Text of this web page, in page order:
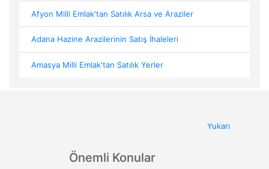
Afyon Milli Emlak'tan Satılık Arsa ve Araziler
Adana Hazine Arazilerinin Satış İhaleleri
Amasya Milli Emlak'tan Satılık Yerler
Yukarı
Önemli Konular